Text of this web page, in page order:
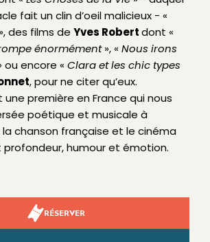
fait un clin d’oeil malicieux - «
», des films de Yves Robertdont «
énormément», « Nous irons
ou encore « Clara et les chic types
, pour ne citer qu’eux.
première en France qui nous
poétique et musicale à
chanson française et le cinéma
profondeur, humour et émotion.
RÉSERVER